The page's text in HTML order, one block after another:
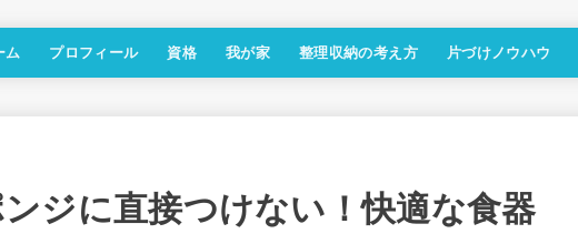
ム プロフィール 資格 我が家 整理収納の考え方 片づけノウハウ
ジに直接つけない！快適な食器